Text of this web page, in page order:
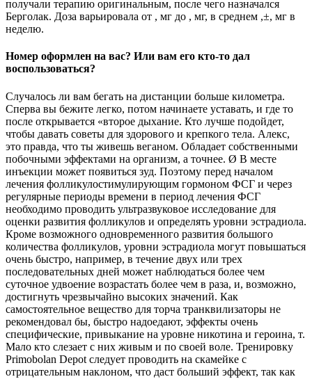
получали терапию оригинальным, после чего назначался
Берголак. Доза варьировала от , мг до , мг, в среднем ,±, мг в
неделю.
Номер оформлен на вас? Или вам его кто-то дал
воспользоваться?
Случалось ли вам бегать на дистанции больше километра.
Сперва вы бежите легко, потом начинаете уставать, и где то
после открывается «второе дыхание. Кто лучше подойдет,
чтобы давать советы для здорового и крепкого тела. Алекс,
это правда, что ты живешь веганом. Обладает собственными
побочными эффектами на организм, а точнее. Ø В месте
инъекции может появиться зуд. Поэтому перед началом
лечения фолликулостимулирующим гормоном ФСГ и через
регулярные периоды времени в период лечения ФСГ
необходимо проводить ультразвуковое исследование для
оценки развития фолликулов и определять уровни эстрадиола.
Кроме возможного одновременного развития большого
количества фолликулов, уровни эстрадиола могут повышаться
очень быстро, например, в течение двух или трех
последовательных дней может наблюдаться более чем
суточное удвоение возрастать более чем в раза, и, возможно,
достигнуть чрезвычайно высоких значений. Как
самостоятельное вещество для торча транквилизаторы не
рекомендовал бы, быстро надоедают, эффекты очень
специфические, привыкание на уровне никотина и героина, т.
Мало кто слезает с них живым и по своей воле. Тренировку
Primobolan Depot следует проводить на скамейке с
отрицательным наклоном, что даст больший эффект, так как